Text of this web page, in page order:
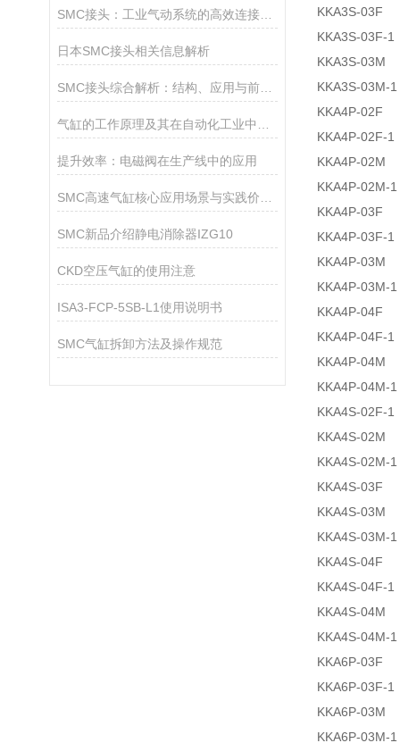
SMC接头：工业气动系统的高效连接核心
日本SMC接头相关信息解析
SMC接头综合解析：结构、应用与前沿趋势
提升效率：电磁阀在生产线中的应用
SMC新品介绍静电消除器IZG10
CKD空压气缸的使用注意
ISA3-FCP-5SB-L1使用说明书
SMC气缸拆卸方法及操作规范
KKA3S-03F
KKA3S-03F-1
KKA3S-03M
KKA3S-03M-1
KKA4P-02F
KKA4P-02F-1
KKA4P-02M
KKA4P-02M-1
KKA4P-03F
KKA4P-03F-1
KKA4P-03M
KKA4P-03M-1
KKA4P-04F
KKA4P-04F-1
KKA4P-04M
KKA4P-04M-1
KKA4S-02F-1
KKA4S-02M
KKA4S-02M-1
KKA4S-03F
KKA4S-03M
KKA4S-03M-1
KKA4S-04F
KKA4S-04F-1
KKA4S-04M
KKA4S-04M-1
KKA6P-03F
KKA6P-03F-1
KKA6P-03M
KKA6P-03M-1